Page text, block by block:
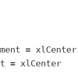
= xlCenter
= xlCenter